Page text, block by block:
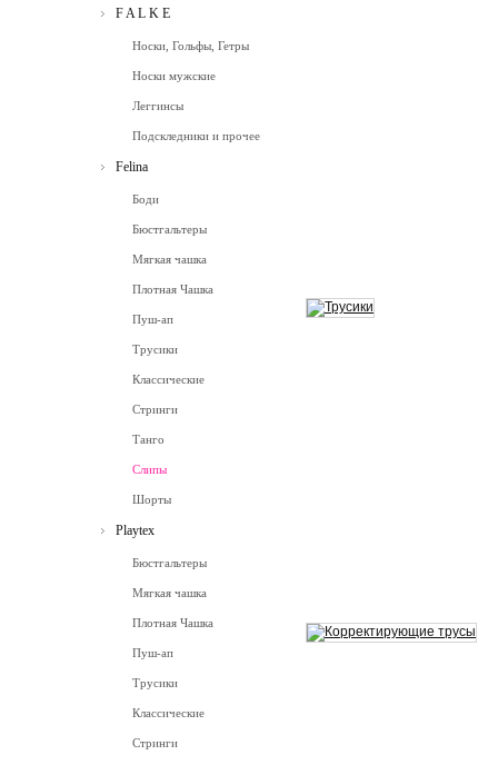
F A L K E
Носки, Гольфы, Гетры
Носки мужские
Леггинсы
Подскледники и прочее
Felina
Боди
Бюстгальтеры
Мягкая чашка
Плотная Чашка
Пуш-ап
Трусики
Классические
Стринги
Танго
Слипы
Шорты
Playtex
Бюстгальтеры
Мягкая чашка
Плотная Чашка
Пуш-ап
Трусики
Классические
Стринги